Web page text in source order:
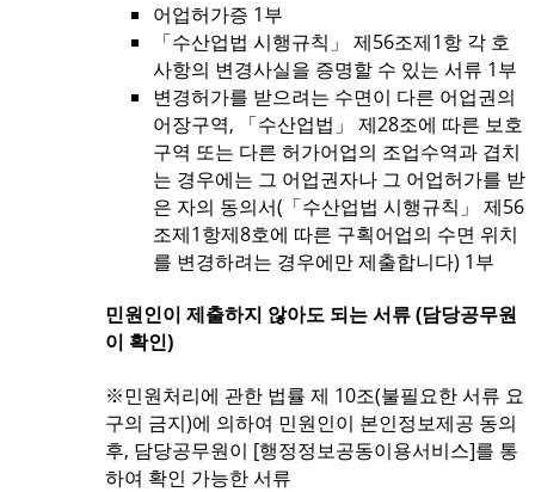
어업허가증 1부
「수산업법 시행규칙」 제56조제1항 각 호
사항의 변경사실을 증명할 수 있는 서류 1부
변경허가를 받으려는 수면이 다른 어업권의
어장구역, 「수산업법」 제28조에 따른 보호
구역 또는 다른 허가어업의 조업수역과 겹치
는 경우에는 그 어업권자나 그 어업허가를 받
은 자의 동의서(「수산업법 시행규칙」 제56
조제1항제8호에 따른 구획어업의 수면 위치
를 변경하려는 경우에만 제출합니다) 1부
민원인이 제출하지 않아도 되는 서류 (담당공무원
이 확인)
※민원처리에 관한 법률 제 10조(불필요한 서류 요
구의 금지)에 의하여 민원인이 본인정보제공 동의
후, 담당공무원이 [행정정보공동이용서비스]를 통
하여 확인 가능한 서류